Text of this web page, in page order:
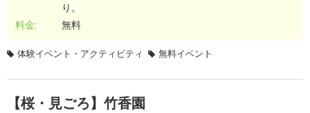
り。
料金:
無料
体験イベント・アクティビティ 無料イベント
【桜・見ごろ】竹香園